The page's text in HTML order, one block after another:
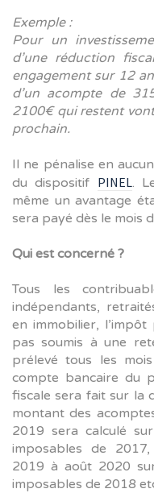
Exemple :
Pour un
d’une réduction
engagement sur 12
d’un acompte de
2100€ qui restent
prochain.
Il ne pénalise en
du dispositif PINEL.
même un avantage
sera payé dès le mois
Qui est concerné ?
Tous les
indépendants,
en immobilier,
pas soumis à une
prélevé tous les
compte bancaire du
fiscale sera fait sur la
montant des
2019 sera calculé
imposables de
2019 à août 2020
imposables de 2018